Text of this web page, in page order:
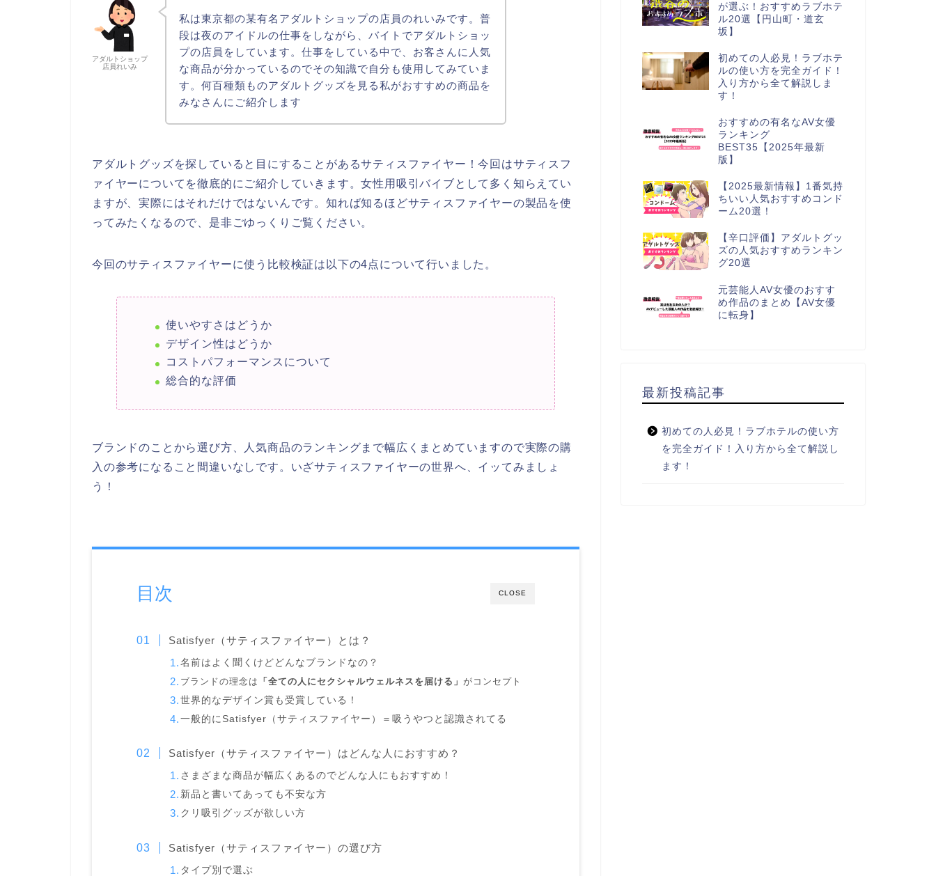
アダルトショップ
店員れいみ
私は東京都の某有名アダルトショップの店員のれいみです。普
段は夜のアイドルの仕事をしながら、バイトでアダルトショッ
プの店員をしています。仕事をしている中で、お客さんに人気
な商品が分かっているのでその知識で自分も使用してみていま
す。何百種類ものアダルトグッズを見る私がおすすめの商品を
みなさんにご紹介します
アダルトグッズを探していると目にすることがあるサティスファイヤー！今回はサティスフ
ァイヤーについてを徹底的にご紹介していきます。女性用吸引バイブとして多く知らえてい
ますが、実際にはそれだけではないんです。知れば知るほどサティスファイヤーの製品を使
ってみたくなるので、是非ごゆっくりご覧ください。
今回のサティスファイヤーに使う比較検証は以下の4点について行いました。
使いやすさはどうか
デザイン性はどうか
コストパフォーマンスについて
総合的な評価
ブランドのことから選び方、人気商品のランキングまで幅広くまとめていますので実際の購
入の参考になること間違いなしです。いざサティスファイヤーの世界へ、イッてみましょ
う！
CLOSE
目次
Satisfyer（サティスファイヤー）とは？
名前はよく聞くけどどんなブランドなの？
ブランドの理念は 「全ての人にセクシャルウェルネスを届ける」 がコンセプト
世界的なデザイン賞も受賞している！
一般的にSatisfyer（サティスファイヤー）＝吸うやつと認識されてる
Satisfyer（サティスファイヤー）はどんな人におすすめ？
さまざまな商品が幅広くあるのでどんな人にもおすすめ！
新品と書いてあっても不安な方
クリ吸引グッズが欲しい方
Satisfyer（サティスファイヤー）の選び方
タイプ別で選ぶ
が選ぶ！おすすめラブホテ
ル20選【円山町・道玄
坂】
初めての人必見！ラブホテ
ルの使い方を完全ガイド！
入り方から全て解説しま
す！
おすすめの有名なAV女優
ランキング
BEST35【2025年最新
版】
【2025最新情報】1番気持
ちいい人気おすすめコンド
ーム20選！
【辛口評価】アダルトグッ
ズの人気おすすめランキン
グ20選
元芸能人AV女優のおすす
め作品のまとめ【AV女優
に転身】
最新投稿記事
初めての人必見！ラブホテルの使い方
を完全ガイド！入り方から全て解説し
ます！